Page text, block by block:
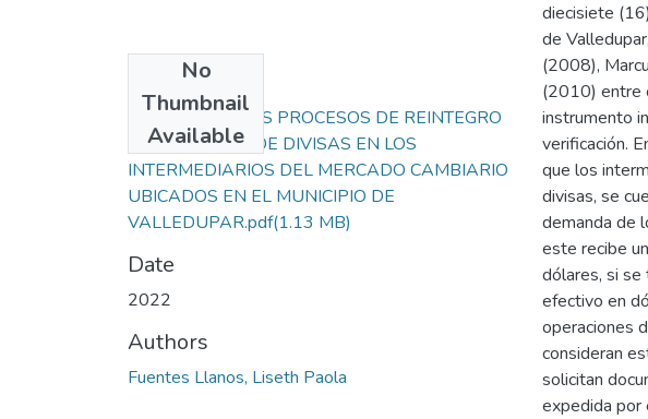
No
Thumbnail
Available
ANÁLISIS DE LOS PROCESOS DE REINTEGRO
Y REEMBOLSO DE DIVISAS EN LOS
INTERMEDIARIOS DEL MERCADO CAMBIARIO
UBICADOS EN EL MUNICIPIO DE
VALLEDUPAR.pdf(1.13 MB)
Date
2022
Authors
Fuentes Llanos, Liseth Paola
diecisiete
de
(2008),
(2010) entre
instrumento
verificación.
que los
divisas, se
demanda de
este recibe
dólares, si
efectivo en
operaciones
consideran
solicitan
expedida por